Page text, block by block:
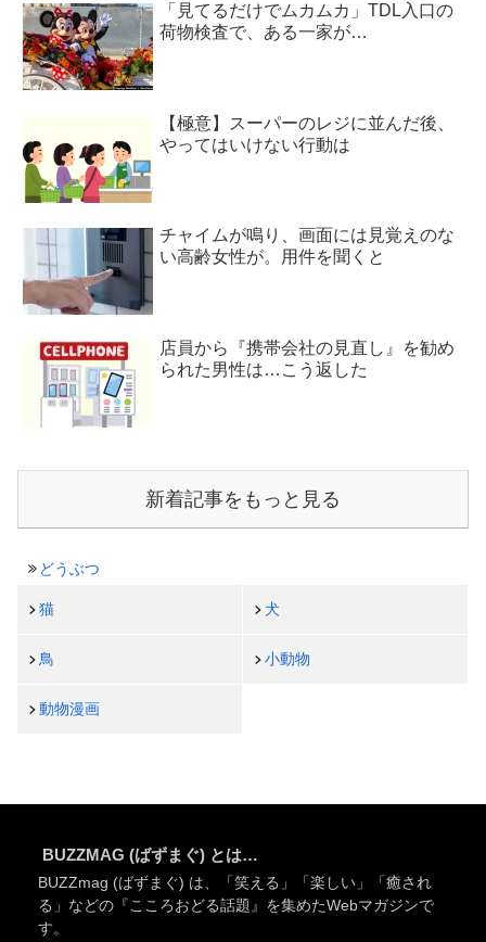
「見てるだけでムカムカ」TDL入口の
荷物検査で、ある一家が…
【極意】スーパーのレジに並んだ後、
やってはいけない行動は
チャイムが鳴り、画面には見覚えのな
い高齢女性が。用件を聞くと
店員から『携帯会社の見直し』を勧め
られた男性は…こう返した
新着記事をもっと見る
どうぶつ
猫 犬
鳥 小動物
動物漫画
BUZZMAG (ばずまぐ) とは…
BUZZmag (ばずまぐ) は、「笑える」「楽しい」「癒され
る」などの『こころおどる話題』を集めたWebマガジンで
す。